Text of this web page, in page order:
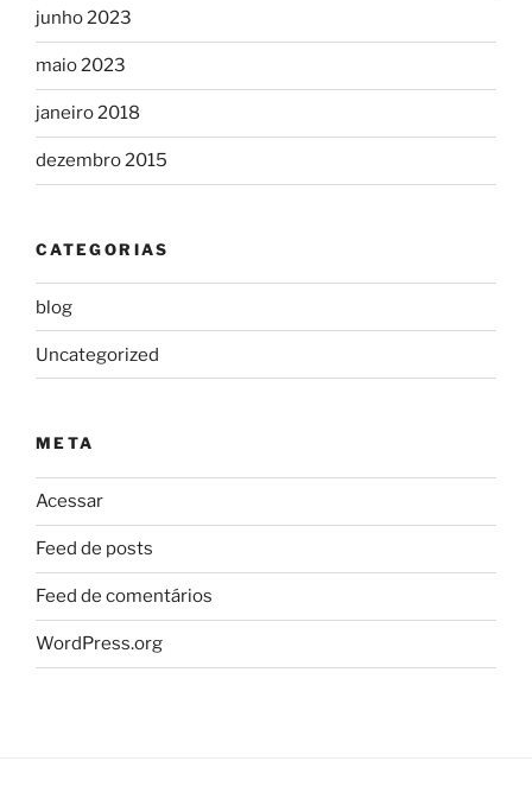
junho 2023
maio 2023
janeiro 2018
dezembro 2015
CATEGORIAS
blog
Uncategorized
META
Acessar
Feed de posts
Feed de comentários
WordPress.org